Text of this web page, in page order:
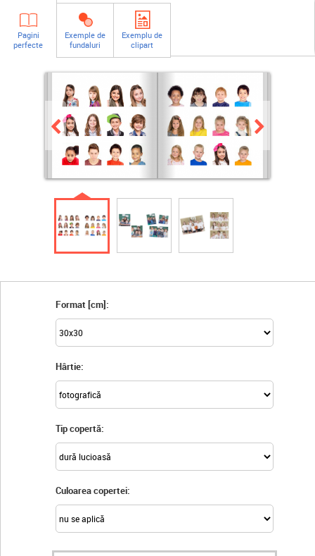
Pagini
perfecte
Exemple de
fundaluri
Exemplu de
clipart
Format [cm]:
Hârtie:
Tip copertă:
Culoarea copertei: